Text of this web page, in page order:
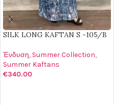
SILK LONG KAFTAN S -105/B
Ένδυση, Summer Collection,
Summer Kaftans
€340.00